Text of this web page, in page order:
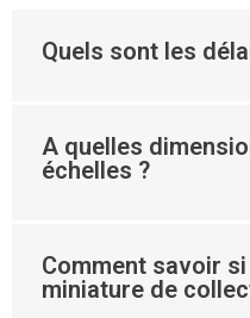
Quels sont les
A quelles
échelles ?
Comment savoir si
miniature de